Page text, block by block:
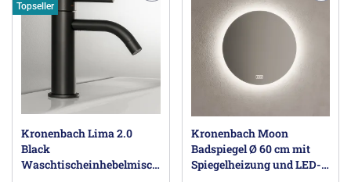
Topseller
Kronenbach Lima 2.0
Black
Waschtischeinhebelmischer
Kronenbach Moon
Badspiegel Ø 60 cm mit
Spiegelheizung und LED-